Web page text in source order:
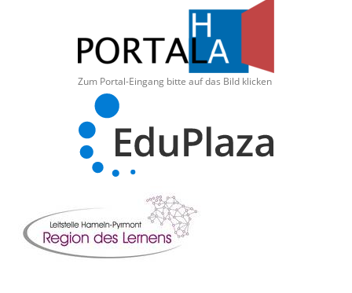
Zum Portal-Eingang bitte auf das Bild klicken